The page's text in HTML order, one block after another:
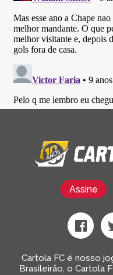
Assine
Cartola FC é nosso
Brasileirão, o Cartola